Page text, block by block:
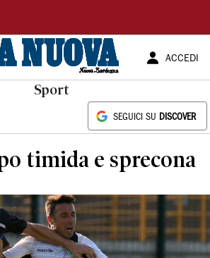
ACCEDI
Sport
SEGUICI SU DISCOVER
timida e sprecona